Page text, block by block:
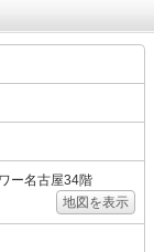
ー名古屋34階
地図を表示